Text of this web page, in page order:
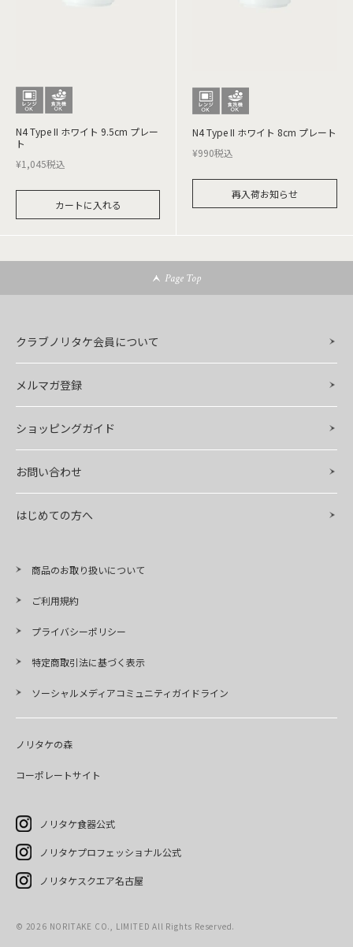
N4 Type II ホワイト 9.5cm プレー
ト
¥1,045税込
カートに入れる
N4 Type II ホワイト 8cm プレート
¥990税込
再入荷お知らせ
Page Top
クラブノリタケ会員について
メルマガ登録
ショッピングガイド
お問い合わせ
はじめての方へ
商品のお取り扱いについて
ご利用規約
プライバシーポリシー
特定商取引法に基づく表示
ソーシャルメディアコミュニティガイドライン
ノリタケの森
コーポレートサイト
ノリタケ食器公式
ノリタケプロフェッショナル公式
ノリタケスクエア名古屋
© 2026 NORITAKE CO., LIMITED All Rights Reserved.